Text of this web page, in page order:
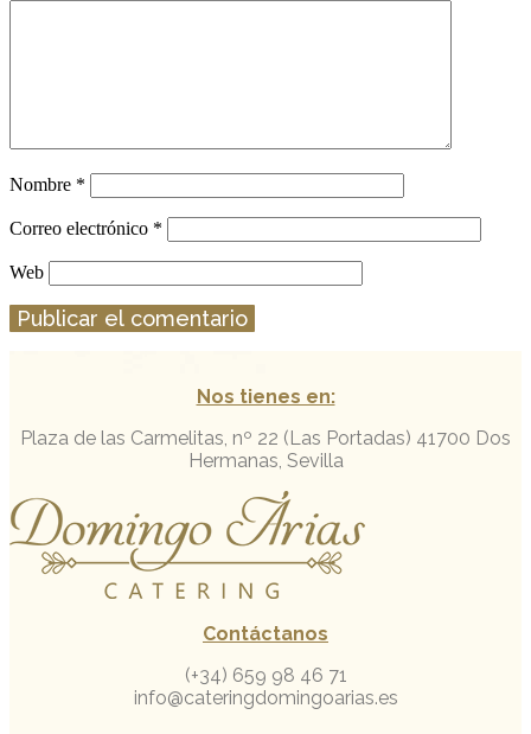
Nombre *
Correo electrónico *
Web
Nos tienes en:
Plaza de las Carmelitas, nº 22 (Las Portadas) 41700 Dos
Hermanas, Sevilla
Contáctanos
(+34) 659 98 46 71
info@cateringdomingoarias.es